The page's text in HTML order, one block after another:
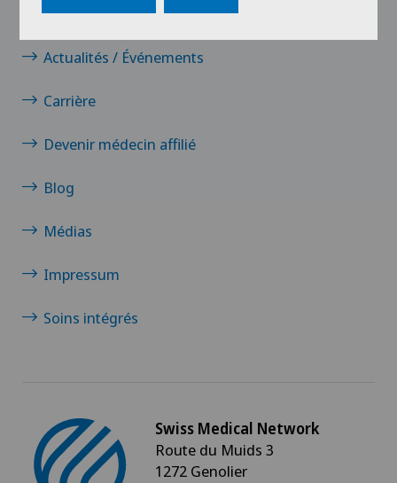
Contact
Actualités / Événements
Carrière
Devenir médecin affilié
Blog
Médias
Impressum
Soins intégrés
Swiss Medical Network
Route du Muids 3
1272 Genolier